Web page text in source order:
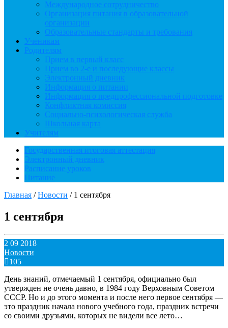
Международное сотрудничество
Организация питания в образовательной
организации
Образовательные стандарты и требования
Ученикам
Родителям
Прием в первый класс
Прием во 2-е и последующие классы
Электронный дневник
Информация о питании
Информация о предпрофессиональной подготовке
Конфликтная комиссия
Социально-психологическая служба
Школьная карта
Учителям
Государственная итоговая аттестация
Электронный дневник
Расписание уроков
Питание
Главная /Новости / 1 сентября
1 сентября
2 09 2018
Новости
105
День знаний, отмечаемый 1 сентября, официально был
утвержден не очень давно, в 1984 году Верховным Советом
СССР. Но и до этого момента и после него первое сентября —
это праздник начала нового учебного года, праздник встречи
со своими друзьями, которых не видели все лето…